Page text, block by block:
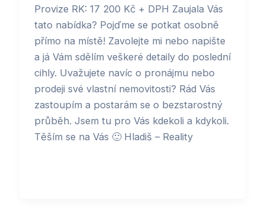
Provize RK: 17 200 Kč + DPH Zaujala Vás
tato nabídka? Pojďme se potkat osobně
přímo na místě! Zavolejte mi nebo napište
a já Vám sdělím veškeré detaily do poslední
cihly. Uvažujete navíc o pronájmu nebo
prodeji své vlastní nemovitosti? Rád Vás
zastoupím a postarám se o bezstarostný
průběh. Jsem tu pro Vás kdekoli a kdykoli.
Těším se na Vás 🙂 Hladiš – Reality